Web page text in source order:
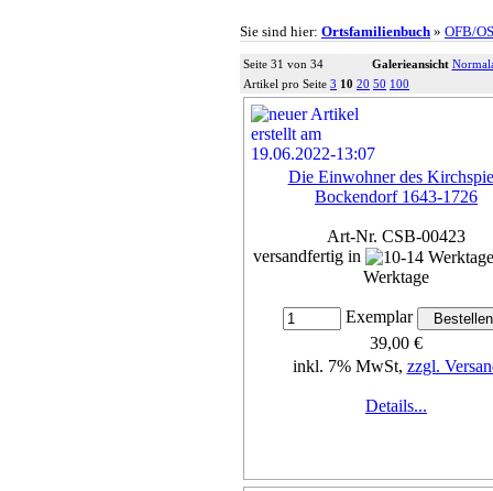
Sie sind hier: Ortsfamilienbuch » OFB/
Seite 31 von 34 Galerieansicht
Artikel pro Seite 3 10 20 50 100
Die Einwohner des
Bockendorf 1643-1726
Art-Nr. CSB-00423
versandfertig in
Werktage
Exemplar
39,00 €
inkl. 7% MwSt, zzgl.
Details...